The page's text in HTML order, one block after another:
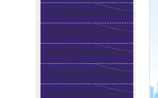
原因
龙门带锯床锯条的运用注意
要点
根据需要挑选龙门带锯床的
自动化程度
数控龙门带锯床挑选性价比
高的技巧
龙门带锯床运行中断带的原
因
龙门带锯床漏油的原因总结